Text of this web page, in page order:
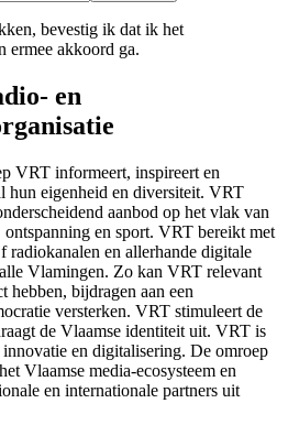
bevestig ik dat ik het
ermee akkoord ga.
en
VRT informeert, inspireert en
hun eigenheid en diversiteit. VRT
aanbod op het vlak van
en sport. VRT bereikt met
en allerhande digitale
Vlamingen. Zo kan VRT relevant
hebben, bijdragen aan een
versterken. VRT stimuleert de
de Vlaamse identiteit uit. VRT is
en digitalisering. De omroep
Vlaamse media-ecosysteem en
en internationale partners uit